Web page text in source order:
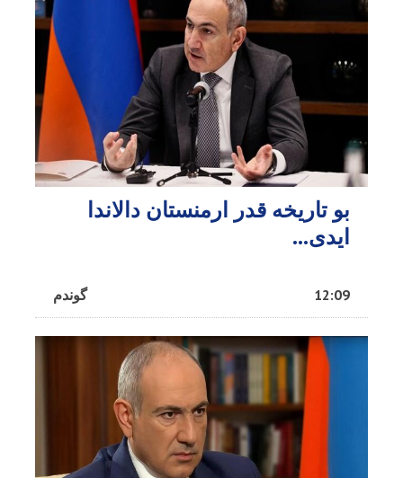
بو تاریخه قدر ارمنستان دالاندا
ایدی...
گوندم 12:09